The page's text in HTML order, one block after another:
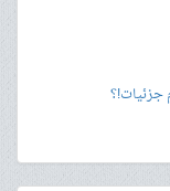
جزئیات!؟